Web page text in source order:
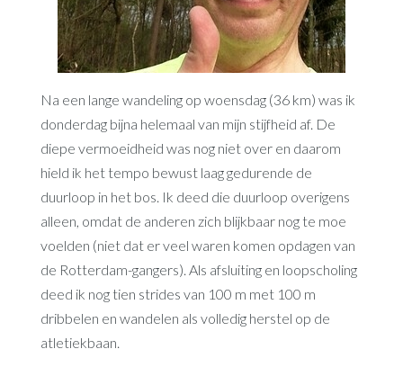
Na een lange wandeling op woensdag (36 km) was ik
donderdag bijna helemaal van mijn stijfheid af. De
diepe vermoeidheid was nog niet over en daarom
hield ik het tempo bewust laag gedurende de
duurloop in het bos. Ik deed die duurloop overigens
alleen, omdat de anderen zich blijkbaar nog te moe
voelden (niet dat er veel waren komen opdagen van
de Rotterdam-gangers). Als afsluiting en loopscholing
deed ik nog tien strides van 100 m met 100 m
dribbelen en wandelen als volledig herstel op de
atletiekbaan.